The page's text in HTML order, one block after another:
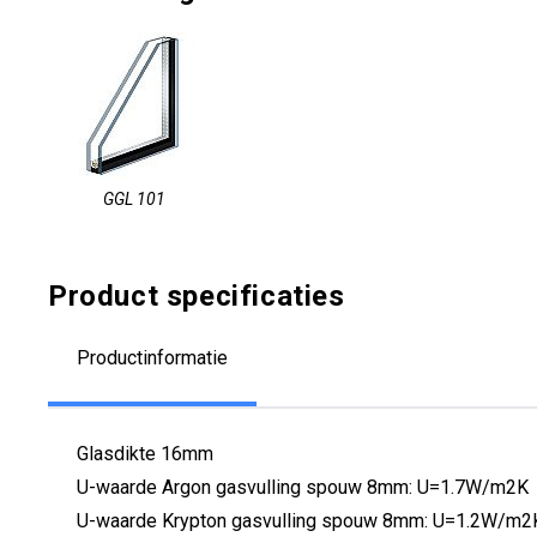
GGL 101
Product specificaties
Productinformatie
Glasdikte 16mm
U-waarde Argon gasvulling spouw 8mm: U=1.7W/m2K
U-waarde Krypton gasvulling spouw 8mm: U=1.2W/